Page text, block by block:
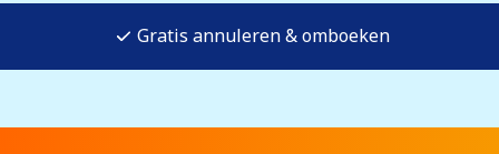
Gratis annuleren & omboeken